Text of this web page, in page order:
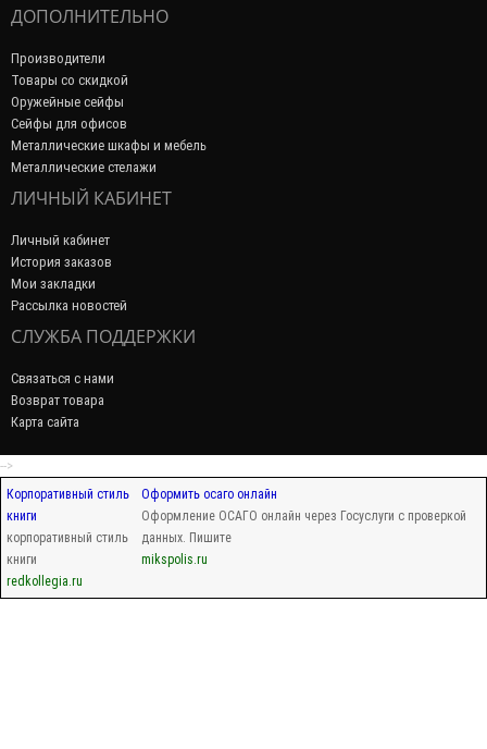
ДОПОЛНИТЕЛЬНО
Производители
Товары со скидкой
Оружейные сейфы
Сейфы для офисов
Металлические шкафы и мебель
Металлические стелажи
ЛИЧНЫЙ КАБИНЕТ
Личный кабинет
История заказов
Мои закладки
Рассылка новостей
СЛУЖБА ПОДДЕРЖКИ
Связаться с нами
Возврат товара
Карта сайта
-->
Корпоративный стиль
книги
корпоративный стиль
книги
redkollegia.ru
Оформить осаго онлайн
Оформление ОСАГО онлайн через Госуслуги с проверкой
данных. Пишите
mikspolis.ru